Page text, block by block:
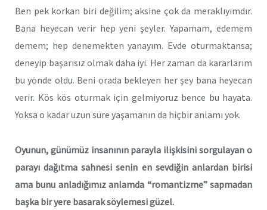
Ben pek korkan biri değilim; aksine çok da meraklıyımdır.
Bana heyecan verir hep yeni şeyler. Yapamam, edemem
demem; hep denemekten yanayım. Evde oturmaktansa;
deneyip başarısız olmak daha iyi. Her zaman da kararlarım
bu yönde oldu. Beni orada bekleyen her şey bana heyecan
verir. Kös kös oturmak için gelmiyoruz bence bu hayata.
Yoksa o kadar uzun süre yaşamanın da hiçbir anlamı yok.
Oyunun, günümüz insanının parayla ilişkisini sorgulayan o
parayı dağıtma sahnesi senin en sevdiğin anlardan birisi
ama bunu anladığımız anlamda “romantizme” sapmadan
başka bir yere basarak söylemesi güzel.